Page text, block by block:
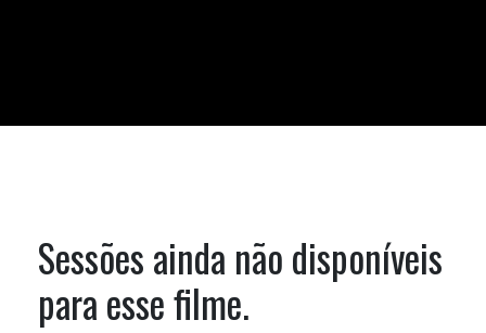
Sessões ainda não disponíveis
para esse filme.